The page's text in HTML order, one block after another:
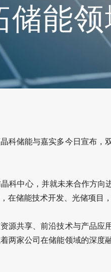
储能
科储能与嘉实多今日宣布，
科中心，并就未来合作方
在储能技术开发、光储项目，
源共享、前沿技术与产品
两家公司在储能领域的深